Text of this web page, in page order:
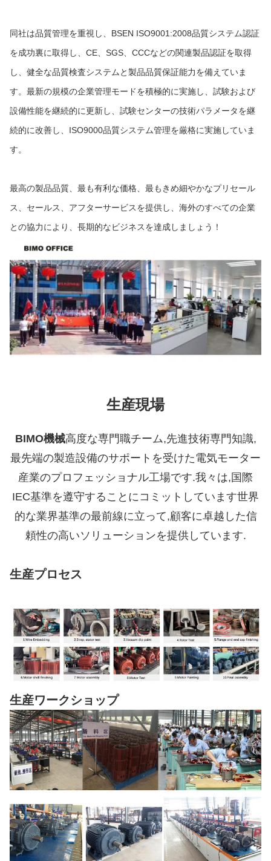
同社は品質管理を重視し、BSEN ISO9001:2008品質システム認証
を成功裏に取得し、CE、SGS、CCCなどの関連製品認証を取得
し、健全な品質検査システムと製品品質保証能力を備えていま
す。最新の規模の企業管理モードを積極的に実施し、試験および
設備性能を継続的に更新し、試験センターの技術パラメータを継
続的に改善し、ISO9000品質システム管理を厳格に実施していま
す。
最高の製品品質、最も有利な価格、最もきめ細やかなプリセール
ス、セールス、アフターサービスを提供し、海外のすべての企業
との協力により、長期的なビジネスを達成しましょう！
生産現場
BIMO機械高度な専門職チーム,先進技術専門知識,
最先端の製造設備のサポートを受けた電気モーター
産業のプロフェッショナル工場です.我々は,国際
IEC基準を遵守することにコミットしています世界
的な業界基準の最前線に立って,顧客に卓越した信
頼性の高いソリューションを提供しています.
生産プロセス
生産ワークショップ